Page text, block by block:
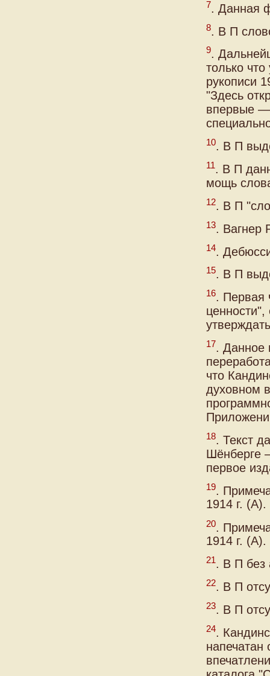
7. Данная
8 . В П
9.
только
рукописи
"Здесь
впервые —
10. В П
11. В П
мощь
12. В П
13. Вагнер
14 .
15. В П
16. Первая
17. Данное
что
духовном
18. Текст
Шёнберге
первое
19.
1914 г. (А).
20
.
1914 г. (А).
21. В П без
22. В П
23. В П
24.
напечатан